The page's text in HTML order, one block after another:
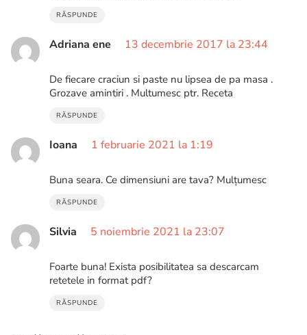
RĂSPUNDE
Adriana ene 13 decembrie 2017 la 23:44
De fiecare craciun si paste nu lipsea de pa masa .
Grozave amintiri . Multumesc ptr. Receta
RĂSPUNDE
Ioana 1 februarie 2021 la 1:19
Buna seara. Ce dimensiuni are tava? Mulțumesc
RĂSPUNDE
Silvia 5 noiembrie 2021 la 23:07
Foarte buna! Exista posibilitatea sa descarcam
retetele in format pdf?
RĂSPUNDE